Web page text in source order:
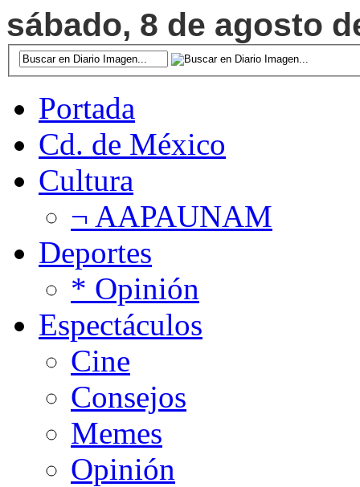
sábado, 8 de agosto
Portada
Cd. de México
Cultura
¬ AAPAUNAM
Deportes
* Opinión
Espectáculos
Cine
Consejos
Memes
Opinión